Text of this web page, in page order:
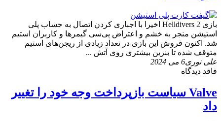
بازی Helldivers 2 اخیرا با اجباری کردن اتصال به حساب پلی
استیشن منجر به خشم و اعتراض پی‌سی گیمرها و کاربران استیم
شد. اکنون فروش این بازی در تعداد زیادی از ریجن‌های استیم
متوقف شده تا بنزین بیشتری روی آتش ...
علی نوری6 می 2024
فاقد دیدگاه
Valve سیاست بازپرداخت وجه خود را تغییر
داد